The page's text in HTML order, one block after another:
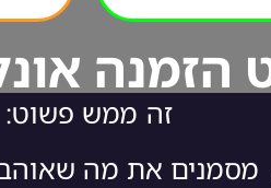
הזמנה
זה ממש פשוט:
מסמנים את מה